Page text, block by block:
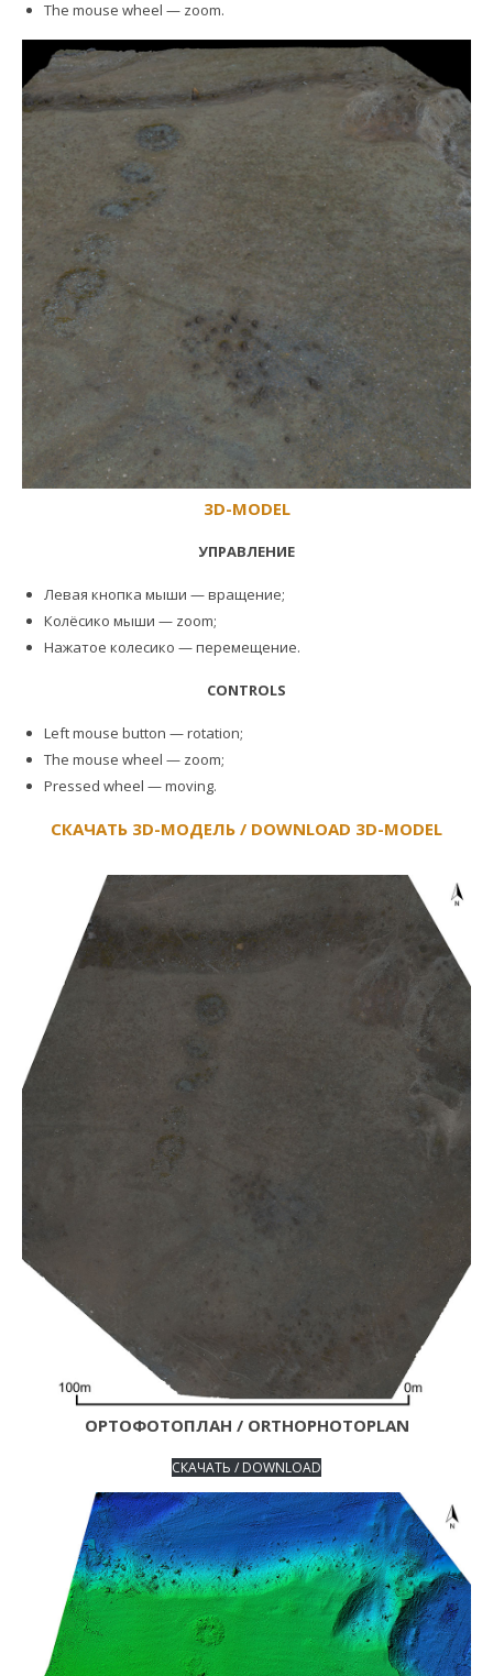
The mouse wheel — zoom.
3D-MODEL
УПРАВЛЕНИЕ
Левая кнопка мыши — вращение;
Колёсико мыши — zoom;
Нажатое колесико — перемещение.
CONTROLS
Left mouse button — rotation;
The mouse wheel — zoom;
Pressed wheel — moving.
СКАЧАТЬ 3D-МОДЕЛЬ / DOWNLOAD 3D-MODEL
ОРТОФОТОПЛАН / ORTHOPHOTOPLAN
СКАЧАТЬ / DOWNLOAD